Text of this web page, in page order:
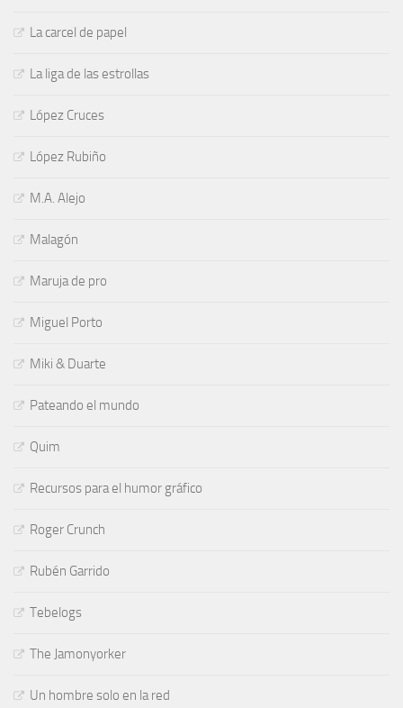
La carcel de papel
La liga de las estrollas
López Cruces
López Rubiño
M.A. Alejo
Malagón
Maruja de pro
Miguel Porto
Miki & Duarte
Pateando el mundo
Quim
Recursos para el humor gráfico
Roger Crunch
Rubén Garrido
Tebelogs
The Jamonyorker
Un hombre solo en la red